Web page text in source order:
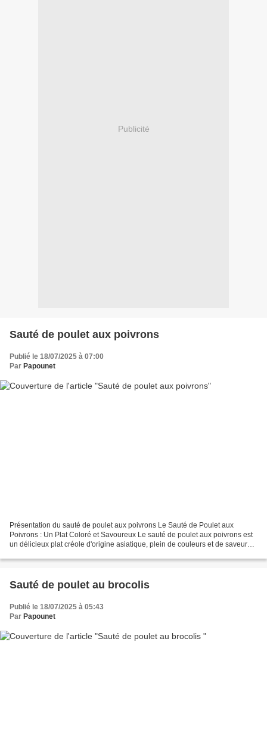
Publicité
Sauté de poulet aux poivrons
Publié le 18/07/2025 à 07:00
Par Papounet
Présentation du sauté de poulet aux poivrons Le Sauté de Poulet aux
Poivrons : Un Plat Coloré et Savoureux Le sauté de poulet aux poivrons est
un délicieux plat créole d'origine asiatique, plein de couleurs et de saveurs,
Sauté de poulet au brocolis
Publié le 18/07/2025 à 05:43
Par Papounet